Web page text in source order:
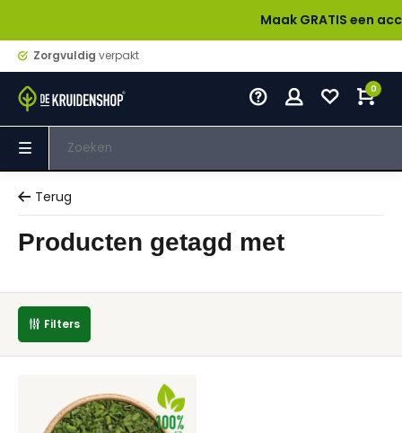
Maak GRATIS een
Zorgvuldig verpakt
0
Terug
Producten getagd met
Filters